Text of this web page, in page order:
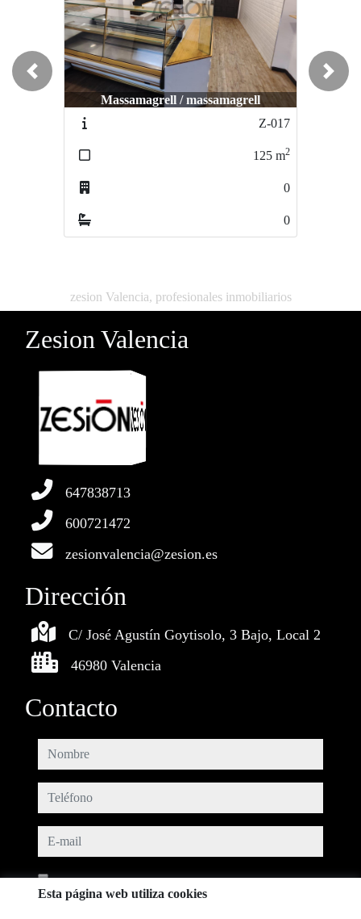
Massamagrell / massamagrell
2
La Pobla de Vallbona / PLAZA EL
MERCAO
Previous Next
zesion Valencia, profesionales inmobiliarios
Zesion Valencia
647838713
600721472
zesionvalencia@zesion.es
Dirección
C/ José Agustín Goytisolo, 3 Bajo, Local 2
46980 Valencia
Contacto
nombre
teléfono
e-mail
Esta página web utiliza cookies